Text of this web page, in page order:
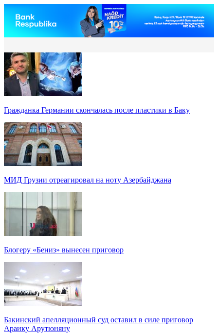
Гражданка Германии скончалась после пластики в Баку
МИД Грузии отреагировал на ноту Азербайджана
Блогеру «Бениз» вынесен приговор
Бакинский апелляционный суд оставил в силе приговор
Араику Арутюняну